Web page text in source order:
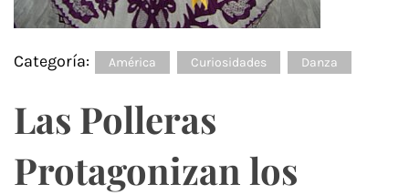
Categoría: América Curiosidades Danza
Las Polleras
Protagonizan los